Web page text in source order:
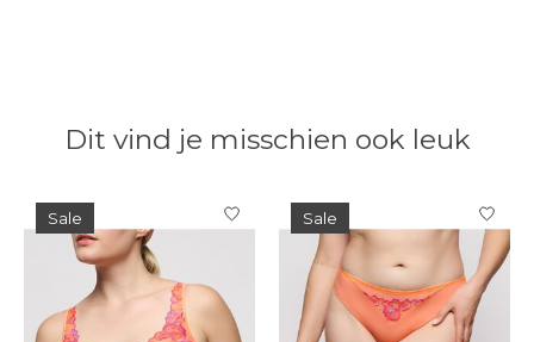
Dit vind je misschien ook leuk
Items van productcarrousel
Sale Sale